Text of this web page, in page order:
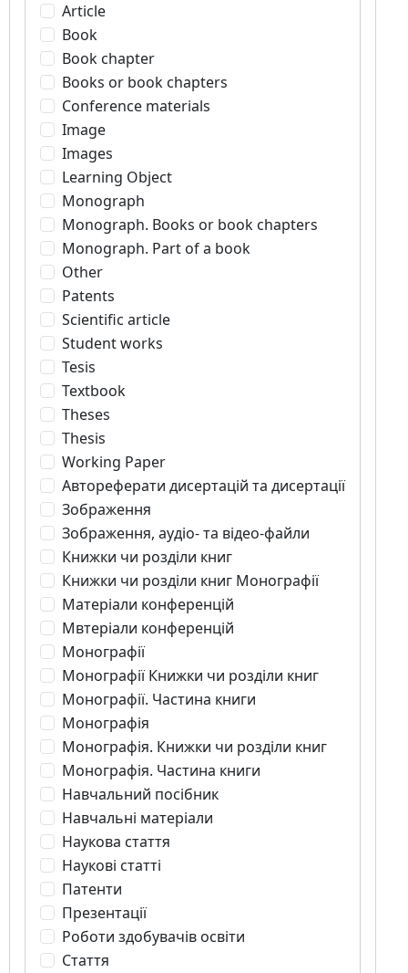
Article
Book
Book chapter
Books or book chapters
Conference materials
Image
Images
Learning Object
Monograph
Monograph. Books or book chapters
Monograph. Part of a book
Other
Patents
Scientific article
Student works
Tesis
Textbook
Theses
Thesis
Working Paper
Автореферати дисертацій та дисертації
Зображення
Зображення, аудіо- та відео-файли
Книжки чи розділи книг
Книжки чи розділи книг Монографії
Матеріали конференцій
Мвтеріали конференцій
Монографії
Монографії Книжки чи розділи книг
Монографії. Частина книги
Монографія
Монографія. Книжки чи розділи книг
Монографія. Частина книги
Навчальний посібник
Навчальні матеріали
Наукова стаття
Наукові статті
Патенти
Презентації
Роботи здобувачів освіти
Стаття